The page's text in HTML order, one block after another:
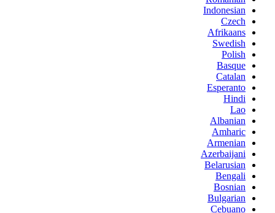
Indonesian
Czech
Afrikaans
Swedish
Polish
Basque
Catalan
Esperanto
Hindi
Lao
Albanian
Amharic
Armenian
Azerbaijani
Belarusian
Bengali
Bosnian
Bulgarian
Cebuano